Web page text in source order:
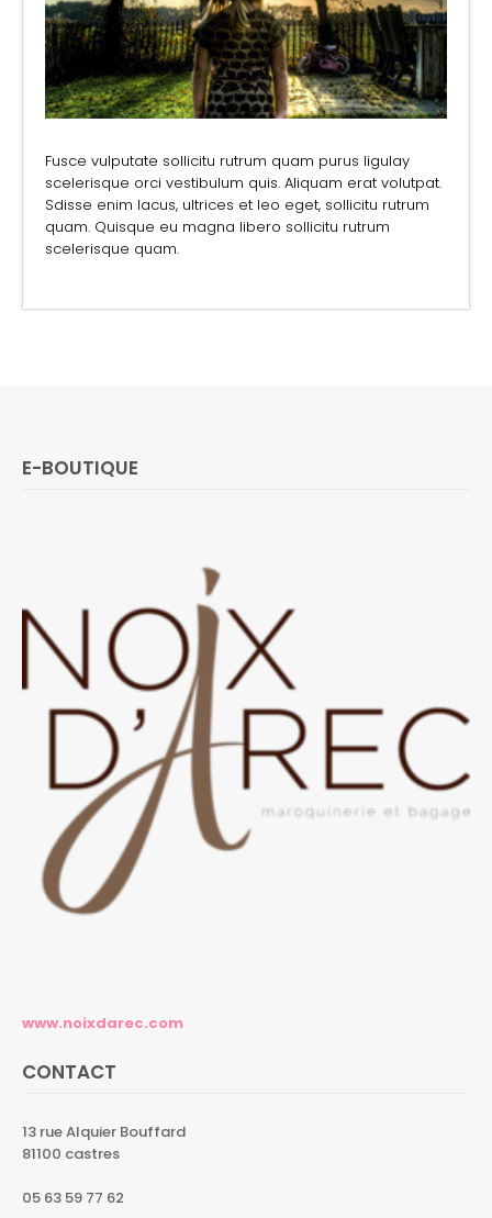
Fusce vulputate sollicitu rutrum quam purus ligulay
scelerisque orci vestibulum quis. Aliquam erat volutpat.
Sdisse enim lacus, ultrices et leo eget, sollicitu rutrum
quam. Quisque eu magna libero sollicitu rutrum
scelerisque quam.
E-BOUTIQUE
www.noixdarec.com
CONTACT
13 rue Alquier Bouffard
81100 castres
05 63 59 77 62